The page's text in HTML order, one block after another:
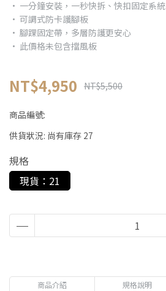
• 一分鐘安裝，一秒快拆、快扣固定系統
• 可調式防卡護腳板
• 腳踝固定帶，多層防護更安心
• 此價格未包含擋風板
NT$4,950 NT$5,500
商品編號:
供貨狀況: 尚有庫存 27
規格
現貨：21
商品介紹 規格說明